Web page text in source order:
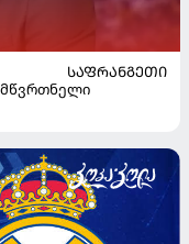
ᲡᲐᲤᲠᲐᲜᲒᲔᲗᲘ